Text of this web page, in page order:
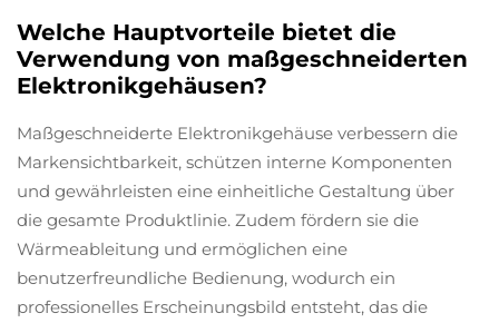
Welche Hauptvorteile bietet die
Verwendung von maßgeschneiderten
Elektronikgehäusen?
Maßgeschneiderte Elektronikgehäuse verbessern die
Markensichtbarkeit, schützen interne Komponenten
und gewährleisten eine einheitliche Gestaltung über
die gesamte Produktlinie. Zudem fördern sie die
Wärmeableitung und ermöglichen eine
benutzerfreundliche Bedienung, wodurch ein
professionelles Erscheinungsbild entsteht, das die